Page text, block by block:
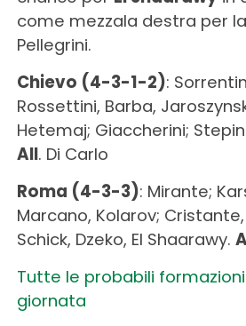
come mezzala destra per
Pellegrini.
Chievo (4-3-1-2):
Rossettini, Barba,
Hetemaj; Giaccherini;
All. Di Carlo
Roma (4-3-3): Mirante;
Marcano, Kolarov; Cristante,
Schick, Dzeko, El Shaarawy.
Tutte le probabili
giornata